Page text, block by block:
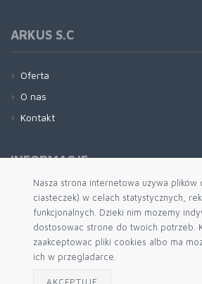
Nasza strona internetowa uzywa plików
ciasteczek) w celach statystycznych,
funkcjonalnych. Dzieki nim mozemy
dostosowac strone do twoich potrzeb.
zaakceptowac pliki cookies albo ma
ich w przegladarce.
AKCEPTUJĘ
ARKUS S.C
Oferta
O nas
Kontakt
INFORMACJE
Regulamin
Kontakt
Polityka Prywatności